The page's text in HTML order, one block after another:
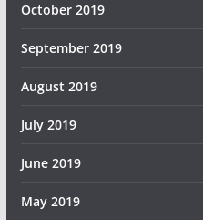
October 2019
September 2019
August 2019
July 2019
June 2019
May 2019